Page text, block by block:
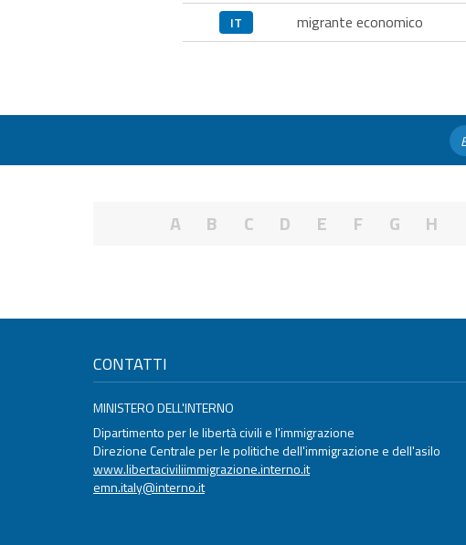
IT migrante economico
A B C D E F G H
CONTATTI
MINISTERO DELL'INTERNO
Dipartimento per le libertà civili e l'immigrazione
Direzione Centrale per le politiche dell'immigrazione e dell'asilo
www.libertaciviliimmigrazione.interno.it
emn.italy@interno.it